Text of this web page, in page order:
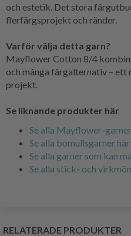
och estetik. Det stora
flerfärgsprojekt och ränder.
Varför välja detta garn?
Mayflower Cotton 8/4
och många färgalternativ –
projekt.
Se liknande produkter här
Se alla
Se alla bomullsgarner här
Se alla garner som kan
Se alla stick‑ och
RELATERADE PRODUKTER